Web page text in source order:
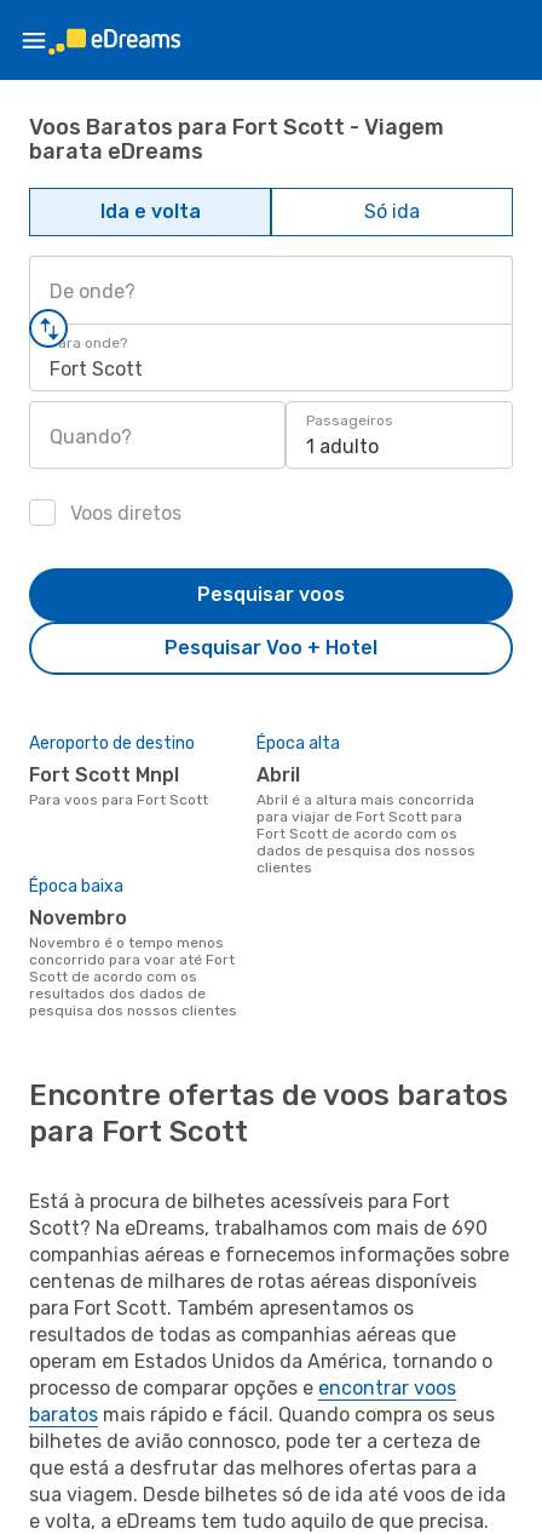
Voos Baratos para Fort Scott - Viagem
barata eDreams
Ida e volta Só ida
De onde?
Para onde?
Fort Scott
Quando?
Passageiros
1 adulto
Voos diretos
Pesquisar Voo + Hotel
Pesquisar voos
Aeroporto de destino
Fort Scott Mnpl
Para voos para Fort Scott
Época alta
abril
abril é a altura mais concorrida
para viajar de Fort Scott para
Fort Scott de acordo com os
dados de pesquisa dos nossos
clientes
Época baixa
novembro
novembro é o tempo menos
concorrido para voar até Fort
Scott de acordo com os
resultados dos dados de
pesquisa dos nossos clientes
Encontre ofertas de voos baratos
para Fort Scott
Está à procura de bilhetes acessíveis para Fort
Scott? Na eDreams, trabalhamos com mais de 690
companhias aéreas e fornecemos informações sobre
centenas de milhares de rotas aéreas disponíveis
para Fort Scott. Também apresentamos os
resultados de todas as companhias aéreas que
operam em Estados Unidos da América, tornando o
processo de comparar opções e encontrar voos
baratos mais rápido e fácil. Quando compra os seus
bilhetes de avião connosco, pode ter a certeza de
que está a desfrutar das melhores ofertas para a
sua viagem. Desde bilhetes só de ida até voos de ida
e volta, a eDreams tem tudo aquilo de que precisa.